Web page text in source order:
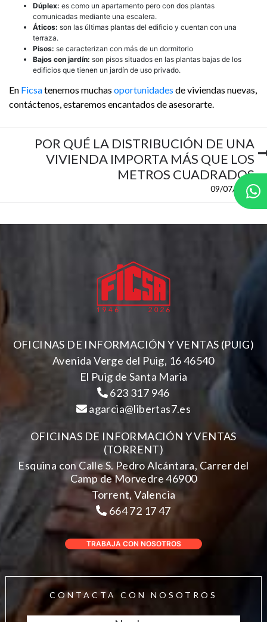
Dúplex: es como un apartamento pero con dos plantas
comunicadas mediante una escalera.
Áticos: son las últimas plantas del edificio y cuentan con una
terraza.
Pisos: se caracterizan con más de un dormitorio
Bajos con jardín: son pisos situados en las plantas bajas de los
edificios que tienen un jardín de uso privado.
En Ficsatenemos muchas oportunidades de viviendas nuevas,
contáctenos, estaremos encantados de asesorarte.
POR QUÉ LA DISTRIBUCIÓN DE UNA
VIVIENDA IMPORTA MÁS QUE LOS
METROS CUADRADOS
09/07/2026
OFICINAS DE INFORMACIÓN Y VENTAS (PUIG)
Avenida Verge del Puig, 16 46540
El Puig de Santa Maria
623 317 946
agarcia@libertas7.es
OFICINAS DE INFORMACIÓN Y VENTAS
(TORRENT)
Esquina con Calle S. Pedro Alcántara, Carrer del
Camp de Morvedre 46900
Torrent, Valencia
664 72 17 47
TRABAJA CON NOSOTROS
CONTACTA CON NOSOTROS